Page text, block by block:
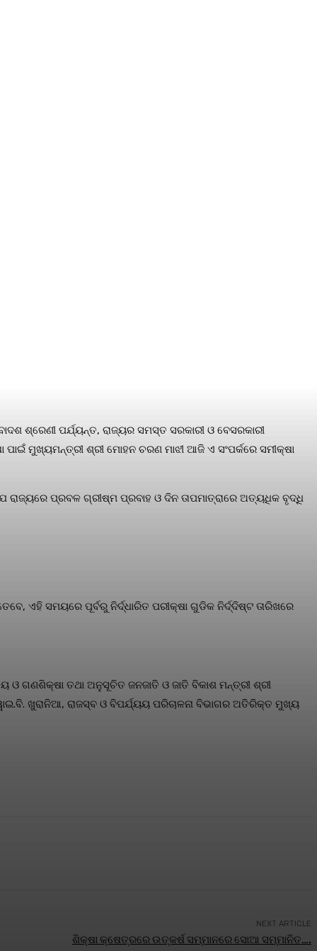
ଶ୍ରେଣୀ ପର୍ଯ୍ୟନ୍ତ, ରାଜ୍ୟର ସମସ୍ତ ସରକାରୀ ଓ ବେସରକାରୀ
ମୁଖ୍ୟମନ୍ତ୍ରୀ ଶ୍ରୀ ମୋହନ ଚରଣ ମାଝୀ ଆଜି ଏ ସଂପର୍କରେ ସମୀକ୍ଷା
ରାଜ୍ୟରେ ପ୍ରବଳ ଗ୍ରୀଷ୍ମ ପ୍ରବାହ ଓ ଦିନ ତାପମାତ୍ରାରେ ଅତ୍ୟଧିକ ବୃଦ୍ଧି
ଏହି ସମୟରେ ପୂର୍ବରୁ ନିର୍ଦ୍ଧାରିତ ପରୀକ୍ଷା ଗୁଡିକ ନିର୍ଦ୍ଦିଷ୍ଟ ତାରିଖରେ
ଓ ଗଣଶିକ୍ଷା ତଥା ଅନୁସୂଚିତ ଜନଜାତି ଓ ଜାତି ବିକାଶ ମନ୍ତ୍ରୀ ଶ୍ରୀ
ଖୁରାନିଆ, ରାଜସ୍ବ ଓ ବିପର୍ଯ୍ୟୟ ପରିଚାଳନା ବିଭାଗର ଅତିରିକ୍ତ ମୁଖ୍ୟ
NEXT ARTICLE
ଶିକ୍ଷା କ୍ଷେତ୍ରରେ ଉତ୍କର୍ଷ ସମ୍ମାନରେ ସୋଆ ସମ୍ମାନିତ….